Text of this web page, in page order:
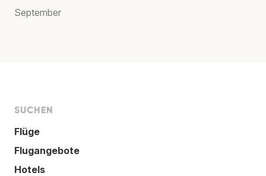
September
SUCHEN
Flüge
Flugangebote
Hotels